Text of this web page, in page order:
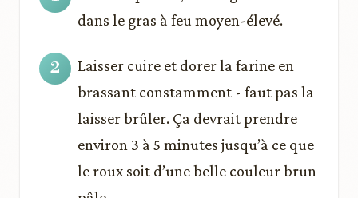
dans le gras à feu moyen-élevé.
Laisser cuire et dorer la farine en
brassant constamment - faut pas la
laisser brûler. Ça devrait prendre
environ 3 à 5 minutes jusqu’à ce que
le roux soit d’une belle couleur brun